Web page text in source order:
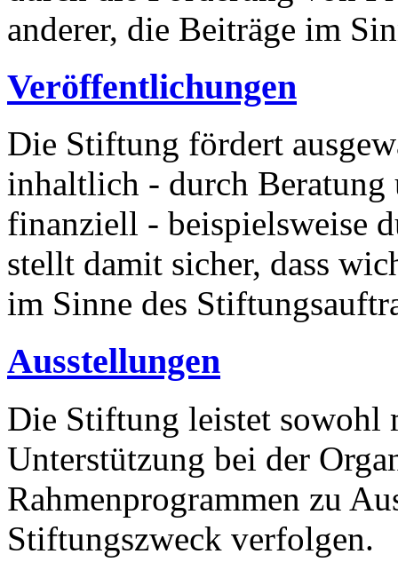
anderer, die Beiträge im
Veröffentlichungen
Die Stiftung fördert
inhaltlich - durch
finanziell - beispielsweise
stellt damit sicher, dass
im Sinne des
Ausstellungen
Die Stiftung leistet sowohl
Unterstützung bei der
Rahmenprogrammen zu
Stiftungszweck verfolgen.